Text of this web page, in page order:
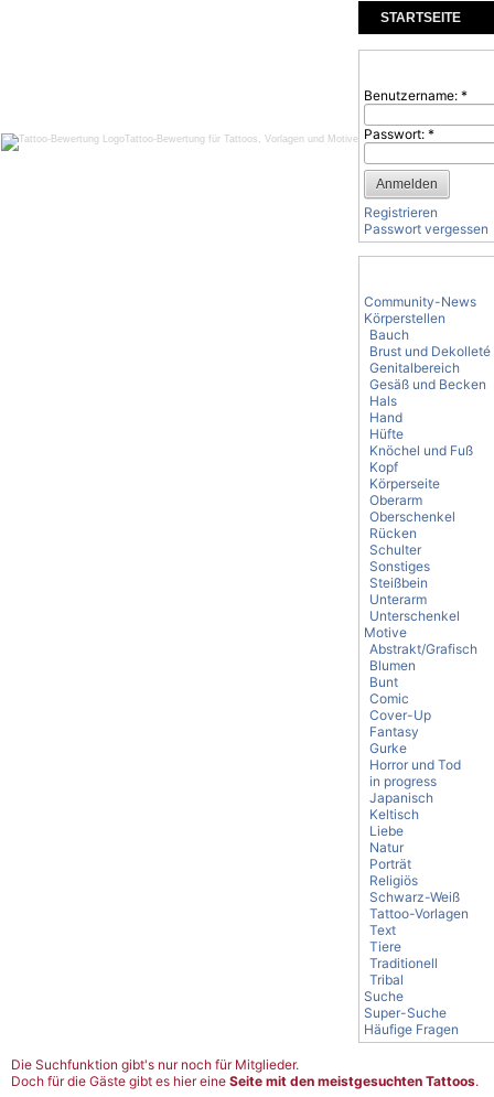
Tattoo-Bewertung für Tattoos, Vorlagen und Motive
STARTSEITE
KOMMENTARE
Benutzername: *
Passwort: *
Registrieren
Passwort vergessen
Community-News
Körperstellen
Bauch
Brust und Dekolleté
Genitalbereich
Gesäß und Becken
Hals
Hand
Hüfte
Knöchel und Fuß
Kopf
Körperseite
Oberarm
Oberschenkel
Rücken
Schulter
Sonstiges
Steißbein
Unterarm
Unterschenkel
Motive
Abstrakt/Grafisch
Blumen
Bunt
Comic
Cover-Up
Fantasy
Gurke
Horror und Tod
in progress
Japanisch
Keltisch
Liebe
Natur
Porträt
Religiös
Schwarz-Weiß
Tattoo-Vorlagen
Text
Tiere
Traditionell
Tribal
Suche
Super-Suche
Häufige Fragen
Die Suchfunktion gibt's nur noch für Mitglieder.
Doch für die Gäste gibt es hier eine Seite mit den meistgesuchten Tattoos.